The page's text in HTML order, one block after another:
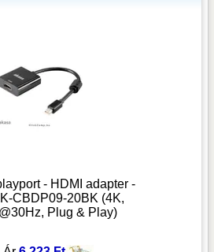
- HDMI adapter -
CBDP09-20BK (4K,
Plug & Play)